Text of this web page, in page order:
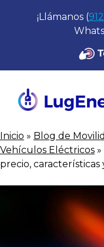
¡Llámanos (
Inicio » Blog de
Vehículos Eléctricos »
precio, características